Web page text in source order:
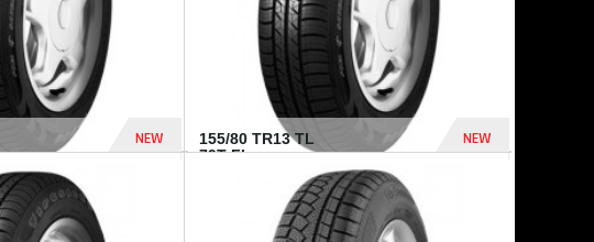
NEW
155/80 TR13 TL
79T FI...
NEW